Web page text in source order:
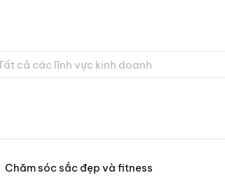
Chăm sóc sắc đẹp và fitness